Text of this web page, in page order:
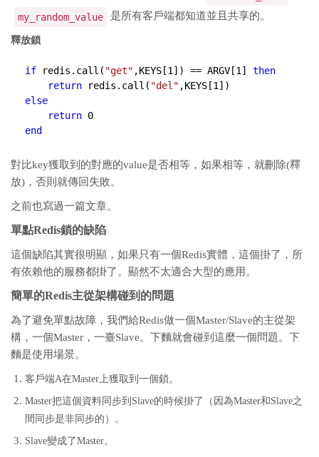
my_random_value
是所有客戶端都知道並且共享的。
釋放鎖
if redis.call( "get" ,KEYS[1 ]) == ARGV[1 ] then
return redis.call( "del" ,KEYS[1
else
return 0
end
對比key獲取到的對應的value是否相等，如果相等，就刪除(釋
放)，否則就傳回失敗。
之前也寫過一篇文章。
單點Redis鎖的缺陷
這個缺陷其實很明顯，如果只有一個Redis實體，這個掛了，所
有依賴他的服務都掛了。顯然不太適合大型的應用。
簡單的Redis主從架構碰到的問題
為了避免單點故障，我們給Redis做一個Master/Slave的主從架
構，一個Master，一臺Slave。下麵就會碰到這麼一個問題。下
麵是使用場景。
客戶端A在Master上獲取到一個鎖。
Master把這個資料同步到Slave的時候掛了（因為Master和Slave之
間同步是非同步的）。
Slave變成了Master。